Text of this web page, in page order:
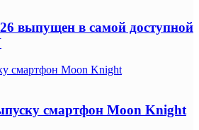
выпущен в самой доступной
смартфон Moon Knight
смартфон Moon Knight